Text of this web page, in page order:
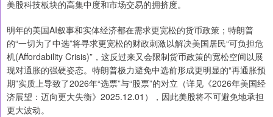
美股科技板块的高集中度和市场交易的拥挤度。
明年的美国AI叙事和实体经济都在需求更宽松的货币政策；特朗普
的“一切为了中选”将寻求更宽松的财政刺激以解决美国居民“可负担危
机(Affordability Crisis)”，这反过来又会限制货币政策的宽松空间以展
现对通胀的强硬姿态。特朗普极力避免中选前形成更明显的“再通胀预
期”实质上导致了2026年“选票”与“股票”的对立（详见《2026年美国经
济展望：迈向更大失衡》2025.12.01），因此美股将不可避免地承担
更大波动。